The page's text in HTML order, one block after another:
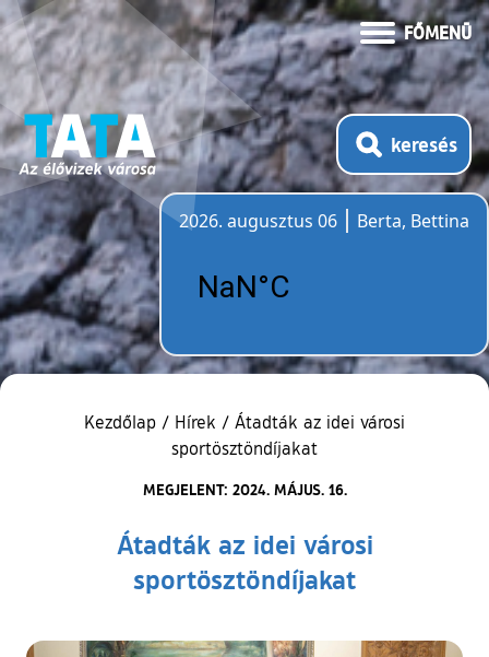
FŐMENÜ
keresés
2026. augusztus 06
Berta, Bettina
Kezdőlap / Hírek / Átadták az idei városi
sportösztöndíjakat
MEGJELENT: 2024. MÁJUS. 16.
Átadták az idei városi
sportösztöndíjakat